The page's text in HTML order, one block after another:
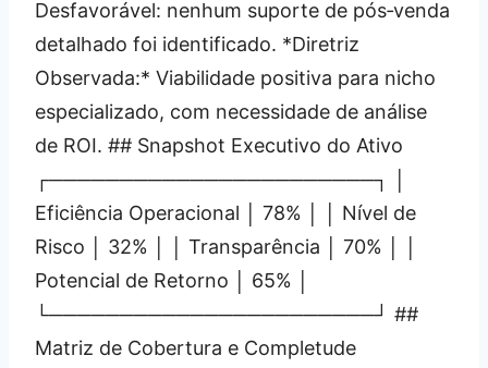
Desfavorável: nenhum suporte de pós‑venda
detalhado foi identificado. *Diretriz
Observada:* Viabilidade positiva para nicho
especializado, com necessidade de análise
de ROI. ## Snapshot Executivo do Ativo
┌───────────────────────┐ │
Eficiência Operacional │ 78% │ │ Nível de
Risco │ 32% │ │ Transparência │ 70% │ │
Potencial de Retorno │ 65% │
└───────────────────────┘ ##
Matriz de Cobertura e Completude